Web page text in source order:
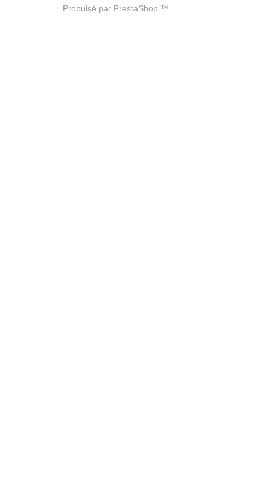
Propulsé par PrestaShop ™